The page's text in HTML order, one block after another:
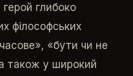
герой глибоко
філософських
», «бути чи не
також у широкий